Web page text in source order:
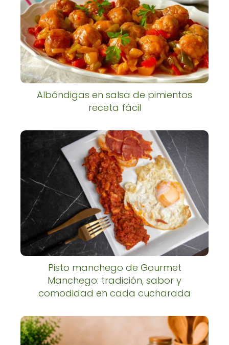
Albóndigas en salsa de pimientos
receta fácil
Pisto manchego de Gourmet
Manchego: tradición, sabor y
comodidad en cada cucharada